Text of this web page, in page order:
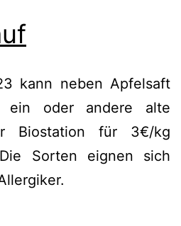
kann neben Apfelsaft
ein oder andere alte
Biostation für 3€/kg
Sorten eignen sich